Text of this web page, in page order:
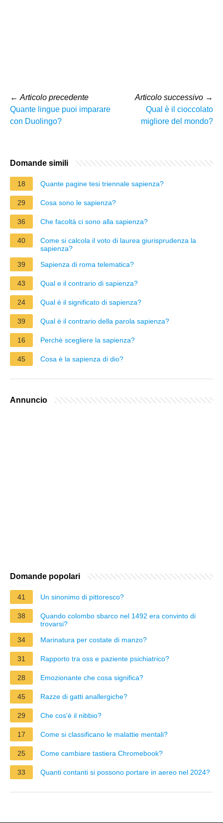
← Articolo precedente
Quante lingue puoi imparare
con Duolingo?
Articolo successivo →
Qual è il cioccolato
migliore del mondo?
Domande simili
18 Quante pagine tesi triennale sapienza?
29 Cosa sono le sapienza?
36 Che facoltà ci sono alla sapienza?
40
Come si calcola il voto di laurea giurisprudenza la
sapienza?
39
Sapienza di roma telematica?
43 Qual e il contrario di sapienza?
24 Qual è il significato di sapienza?
39 Qual è il contrario della parola sapienza?
16 Perchè scegliere la sapienza?
45 Cosa è la sapienza di dio?
Annuncio
Domande popolari
41 Un sinonimo di pittoresco?
38
Quando colombo sbarco nel 1492 era convinto di
trovarsi?
34
Marinatura per costate di manzo?
31 Rapporto tra oss e paziente psichiatrico?
28 Emozionante che cosa significa?
45 Razze di gatti anallergiche?
29 Che cos'è il nibbio?
17 Come si classificano le malattie mentali?
25 Come cambiare tastiera Chromebook?
33 Quanti contanti si possono portare in aereo nel 2024?